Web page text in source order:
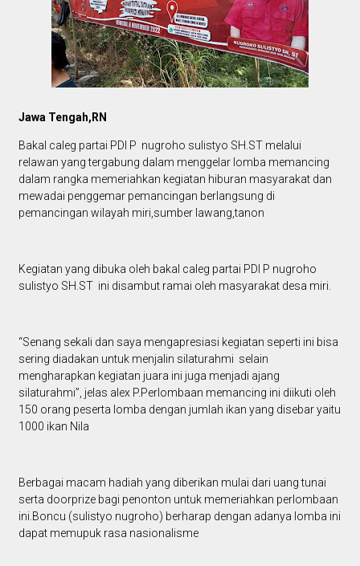
Jawa Tengah,RN
Bakal caleg partai PDI P nugroho sulistyo SH.ST melalui
relawan yang tergabung dalam menggelar lomba memancing
dalam rangka memeriahkan kegiatan hiburan masyarakat dan
mewadai penggemar pemancingan berlangsung di
pemancingan wilayah miri,sumber lawang,tanon
Kegiatan yang dibuka oleh bakal caleg partai PDI P nugroho
sulistyo SH.ST ini disambut ramai oleh masyarakat desa miri.
“Senang sekali dan saya mengapresiasi kegiatan seperti ini bisa
sering diadakan untuk menjalin silaturahmi selain
mengharapkan kegiatan juara ini juga menjadi ajang
silaturahmi”, jelas alex P.Perlombaan memancing ini diikuti oleh
150 orang peserta lomba dengan jumlah ikan yang disebar yaitu
1000 ikan Nila
Berbagai macam hadiah yang diberikan mulai dari uang tunai
serta doorprize bagi penonton untuk memeriahkan perlombaan
ini.Boncu (sulistyo nugroho) berharap dengan adanya lomba ini
dapat memupuk rasa nasionalisme